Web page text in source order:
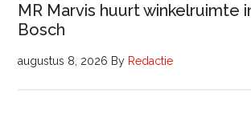
MR Marvis huurt winkelruimte
Bosch
augustus 8, 2026 By Redactie